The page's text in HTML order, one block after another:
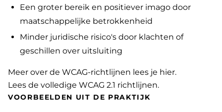
Een groter bereik en positiever imago door
maatschappelijke betrokkenheid
Minder juridische risico's door klachten of
geschillen over uitsluiting
Meer over de WCAG-richtlijnen lees je hier.
Lees de volledige WCAG 2.1 richtlijnen.
VOORBEELDEN UIT DE PRAKTIJK